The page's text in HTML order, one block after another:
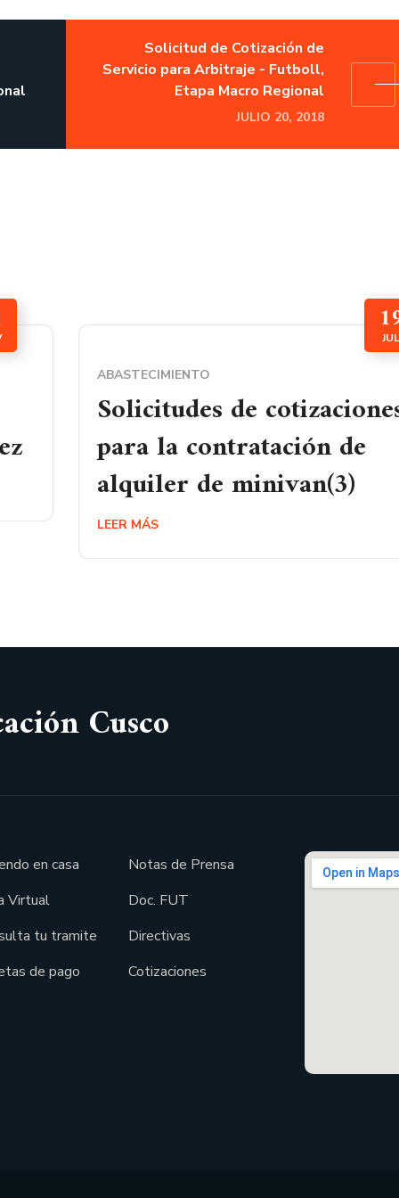
Solicitud de Cotización de
Servicio para Arbitraje - Futboll,
Etapa Macro Regional
JULIO 20, 2018
JUL
ABASTECIMIENTO
Solicitudes de
para la contratación de
alquiler de minivan(3)
LEER MÁS
Cusco
en casa
Virtual
tu tramite
de pago
Notas de Prensa
Doc. FUT
Directivas
Cotizaciones